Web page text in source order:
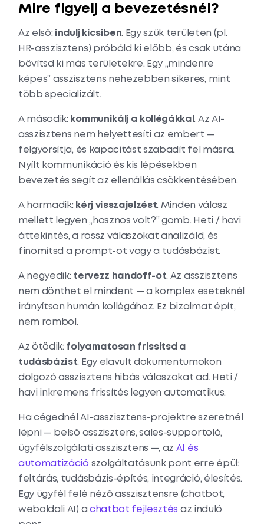
Mire figyelj a bevezetésnél?
Az első: indulj kicsiben. Egy szűk területen (pl.
HR-asszisztens) próbáld ki előbb, és csak utána
bővítsd ki más területekre. Egy „mindenre
képes” asszisztens nehezebben sikeres, mint
több specializált.
A második: kommunikálj a kollégákkal. Az AI-
asszisztens nem helyettesíti az embert —
felgyorsítja, és kapacitást szabadít fel másra.
Nyílt kommunikáció és kis lépésekben
bevezetés segít az ellenállás csökkentésében.
A harmadik: kérj visszajelzést. Minden válasz
mellett legyen „hasznos volt?” gomb. Heti / havi
áttekintés, a rossz válaszokat analizáld, és
finomítsd a prompt-ot vagy a tudásbázist.
A negyedik: tervezz handoff-ot. Az asszisztens
nem dönthet el mindent — a komplex eseteknél
irányítson humán kollégához. Ez bizalmat épít,
nem rombol.
Az ötödik: folyamatosan frissítsd a
tudásbázist. Egy elavult dokumentumokon
dolgozó asszisztens hibás válaszokat ad. Heti /
havi inkremens frissítés legyen automatikus.
Ha cégednél AI-asszisztens-projektre szeretnél
lépni — belső asszisztens, sales-supportoló,
ügyfélszolgálati asszisztens —, az AI és
automatizáció szolgáltatásunk pont erre épül:
feltárás, tudásbázis-építés, integráció, élesítés.
Egy ügyfél felé néző asszisztensre (chatbot,
weboldali AI) a chatbot fejlesztés az induló